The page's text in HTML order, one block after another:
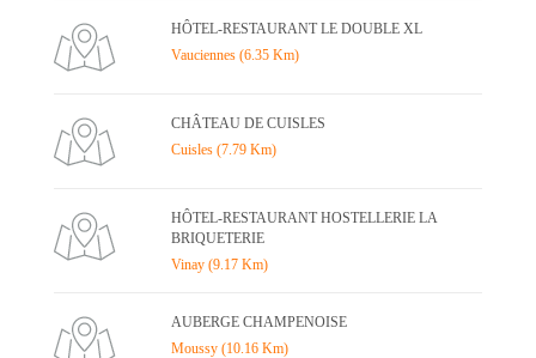
HÔTEL-RESTAURANT LE DOUBLE XL
Vauciennes (6.35 Km)
CHÂTEAU DE CUISLES
Cuisles (7.79 Km)
HÔTEL-RESTAURANT HOSTELLERIE LA
BRIQUETERIE
Vinay (9.17 Km)
AUBERGE CHAMPENOISE
Moussy (10.16 Km)